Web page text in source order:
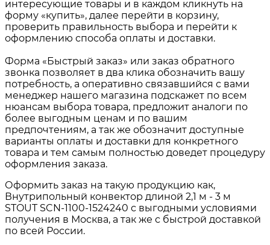
интересующие товары и в каждом кликнуть на
форму «купить», далее перейти в корзину,
проверить правильность выбора и перейти к
оформлению способа оплаты и доставки.
Форма «Быстрый заказ» или заказ обратного
звонка позволяет в два клика обозначить вашу
потребность, а оперативно связавшийся с вами
менеджер нашего магазина подскажет по всем
нюансам выбора товара, предложит аналоги по
более выгодным ценам и по вашим
предпочтениям, а так же обозначит доступные
варианты оплаты и доставки для конкретного
товара и тем самым полностью доведет процедуру
оформления заказа.
Оформить заказ на такую продукцию как,
Внутрипольный конвектор длиной 2,1 м - 3 м
STOUT SCN-1100-1524240 с выгодными условиями
получения в Москва, а так же с быстрой доставкой
по всей России.